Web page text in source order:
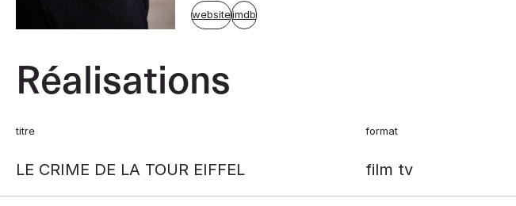
websiteimdb
Réalisations
titre format
LE CRIME DE LA TOUR EIFFEL film tv